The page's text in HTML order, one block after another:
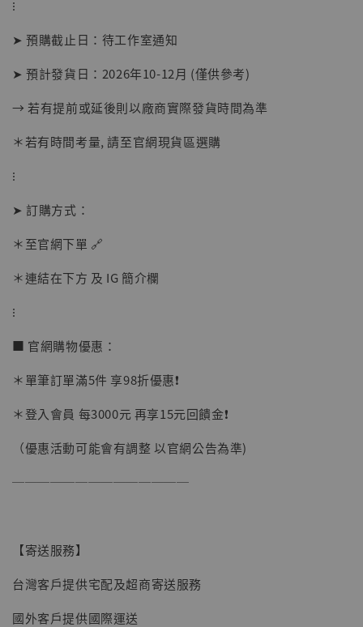
【店內現貨】海賊王 系列蒐藏雕像 布魯克達
NT$ 1,870
加購優惠【讓子彈飛 鵝城縣長 張麻子 [BK01]】
⁝
➤ 預購截止日：待工作室通知
➤ 預計發貨日：2026年10-12月 (僅供參考)
→ 若有提前或延後則以廠商實際發貨時間為準
＊若有時間考量, 請至官網現貨區選購
⁝
➤ 訂購方式：
＊至官網下單 🔗
＊連結在下方 及 IG 簡介欄
⁝
■ 官網購物優惠：
＊單筆訂單滿5件 享98折優惠❗️
＊登入會員 每3000元 再享15元回饋金❗️
（優惠活動可能會有調整 以官網公告為準)
──────────────
【寄送服務】
台灣客戶提供宅配及超商寄送服務
國外客戶提供國際運送